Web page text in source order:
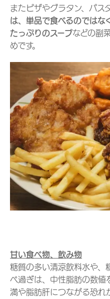
またピザやグラタン、パス
は、単品で食べるのではな
たっぷりのスープなどの副
めです。
甘い食べ物、飲み物
糖質の多い清涼飲料水や、
べ過ぎは、中性脂肪の数値
満や脂肪肝につながる恐れ